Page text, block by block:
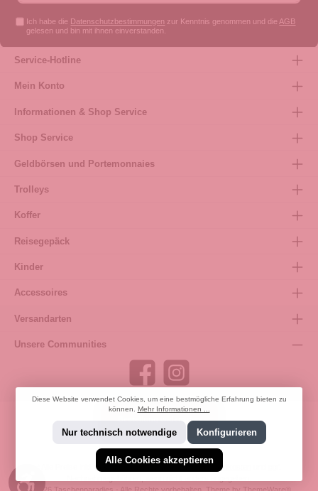
Ich habe die Datenschutzbestimmungen zur Kenntnis genommen und die AGB
gelesen und bin mit ihnen einverstanden.
Service-Hotline
Mein Konto
Informationen & Shop Service
Shop Service
Geldbörsen und Portemonnaies
Trolleys
Koffer
Reisegepäck
Kinder
Accessoires
Versandarten
Unsere Communities
Bestellung widerrufen
* Alle Preise inkl. gesetzl. Mehrwertsteuer zzgl. Versandkosten
Diese Website verwendet Cookies, um eine bestmögliche Erfahrung bieten zu
können. Mehr Informationen ...
Nur technisch notwendige Konfigurieren
Alle Cookies akzeptieren